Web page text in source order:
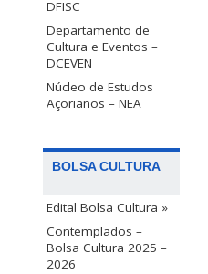
DFISC
Departamento de
Cultura e Eventos –
DCEVEN
Núcleo de Estudos
Açorianos – NEA
BOLSA CULTURA
Edital Bolsa Cultura »
Contemplados –
Bolsa Cultura 2025 –
2026